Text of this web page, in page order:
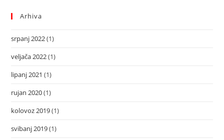
Arhiva
srpanj 2022(1)
veljača 2022(1)
lipanj 2021 (1)
rujan 2020(1)
kolovoz 2019(1)
svibanj 2019(1)